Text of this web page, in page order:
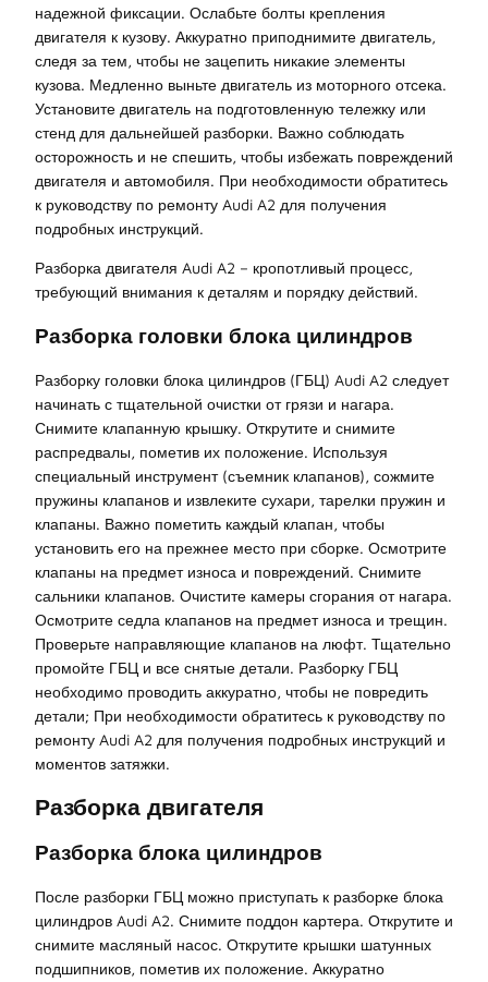
надежной фиксации. Ослабьте болты крепления
двигателя к кузову. Аккуратно приподнимите двигатель,
следя за тем, чтобы не зацепить никакие элементы
кузова. Медленно выньте двигатель из моторного отсека.
Установите двигатель на подготовленную тележку или
стенд для дальнейшей разборки. Важно соблюдать
осторожность и не спешить, чтобы избежать повреждений
двигателя и автомобиля. При необходимости обратитесь
к руководству по ремонту Audi A2 для получения
подробных инструкций.
Разборка двигателя Audi A2 – кропотливый процесс,
требующий внимания к деталям и порядку действий.
Разборка головки блока цилиндров
Разборку головки блока цилиндров (ГБЦ) Audi A2 следует
начинать с тщательной очистки от грязи и нагара.
Снимите клапанную крышку. Открутите и снимите
распредвалы, пометив их положение. Используя
специальный инструмент (съемник клапанов), сожмите
пружины клапанов и извлеките сухари, тарелки пружин и
клапаны. Важно пометить каждый клапан, чтобы
установить его на прежнее место при сборке. Осмотрите
клапаны на предмет износа и повреждений. Снимите
сальники клапанов. Очистите камеры сгорания от нагара.
Осмотрите седла клапанов на предмет износа и трещин.
Проверьте направляющие клапанов на люфт. Тщательно
промойте ГБЦ и все снятые детали. Разборку ГБЦ
необходимо проводить аккуратно, чтобы не повредить
детали; При необходимости обратитесь к руководству по
ремонту Audi A2 для получения подробных инструкций и
моментов затяжки.
Разборка двигателя
Разборка блока цилиндров
После разборки ГБЦ можно приступать к разборке блока
цилиндров Audi A2. Снимите поддон картера. Открутите и
снимите масляный насос. Открутите крышки шатунных
подшипников, пометив их положение. Аккуратно